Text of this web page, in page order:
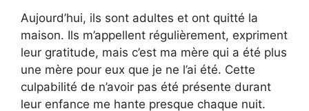
Aujourd’hui, ils sont adultes et ont quitté la
maison. Ils m’appellent régulièrement, expriment
leur gratitude, mais c’est ma mère qui a été plus
une mère pour eux que je ne l’ai été. Cette
culpabilité de n’avoir pas été présente durant
leur enfance me hante presque chaque nuit.